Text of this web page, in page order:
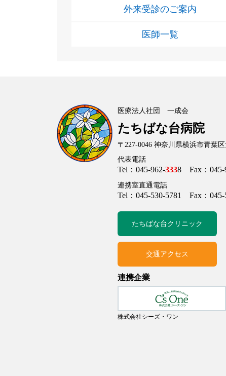
外来受診のご案内
医師一覧
医療法人社団 一成会
たちばな台病院
〒227-0046 神奈川県横浜市青葉
代表電話
Tel：045-962-3338 Fax：045-
連携室直通電話
Tel：045-530-5781 Fax：045-
たちばな台クリニック
交通アクセス
連携企業
株式会社シーズ・ワン